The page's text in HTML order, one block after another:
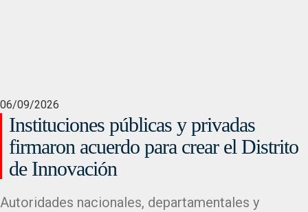
06/09/2026
Instituciones públicas y privadas
firmaron acuerdo para crear el Distrito
de Innovación
Autoridades nacionales, departamentales y